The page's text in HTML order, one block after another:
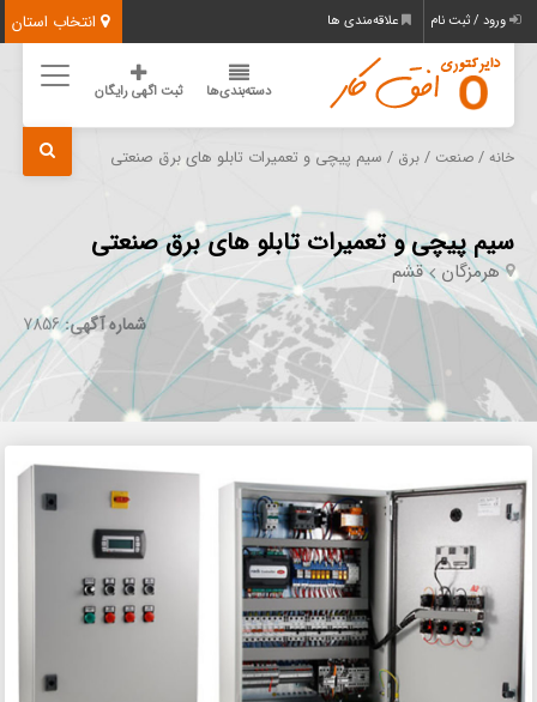
انتخاب استان ورود / ثبت نام علاقه‌مندی ها
دسته‌بندی‌ها ثبت اگهی رایگان
خانه /صنعت /برق / سیم پیچی و تعمیرات تابلو های برق صنعتی
سیم پیچی و تعمیرات تابلو های برق صنعتی
هرمزگان قشم
شماره آگهی:7856